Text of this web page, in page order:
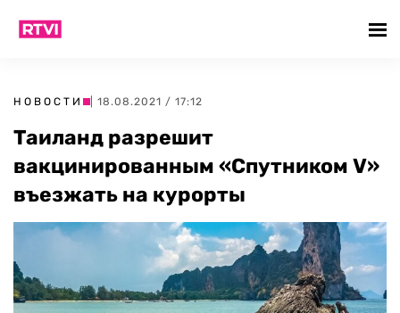
НОВОСТИ | 18.08.2021 / 17:12
Таиланд разрешит
вакцинированным «Спутником V»
въезжать на курорты